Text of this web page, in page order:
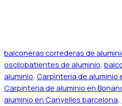
balconeras correderas de
oscilobatientes de aluminio,
aluminio, Carpinteria de aluminio
Carpinteria de aluminio en
aluminio en Canyelles barcelona,